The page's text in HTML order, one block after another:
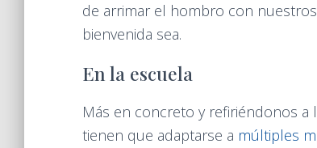
de arrimar el hombro con
bienvenida sea.
En la escuela
Más en concreto y refiriéndonos a
tienen que adaptarse a múltiples